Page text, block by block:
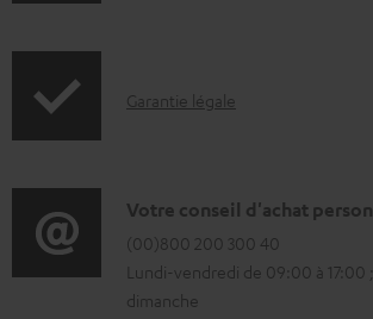
a
b
d
t
.
s
u
r
t
i
o
I
o
r
m
Garantie légale
D
é
t
Votre conseil d'achat
(00)800 200 300 40
Lundi-vendredi de 09:00 à 17:00
dimanche